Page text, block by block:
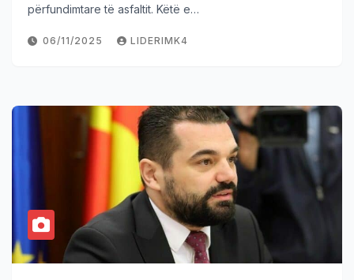
përfundimtare të asfaltit. Këtë e…
06/11/2025 LIDERIMK4